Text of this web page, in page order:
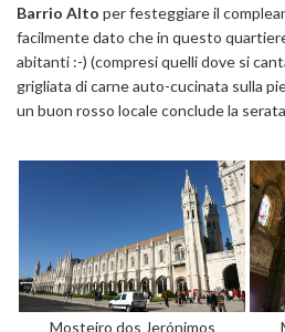
Barrio Alto per festeggiare il
facilmente dato che in questo
abitanti :-) (compresi quelli dove si
grigliata di carne auto-cucinata sulla
un buon rosso locale conclude la
Mosteiro dos Jerónimos